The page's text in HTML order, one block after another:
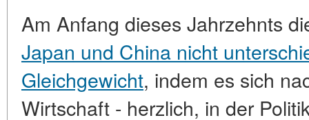
Am Anfang dieses Jahrzehnts
Japan und China nicht
Gleichgewicht, indem es sich
Wirtschaft - herzlich, in der